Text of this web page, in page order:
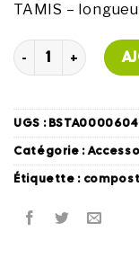
TAMIS –
quantité de
UGS :
Catégorie :
Étiquette :